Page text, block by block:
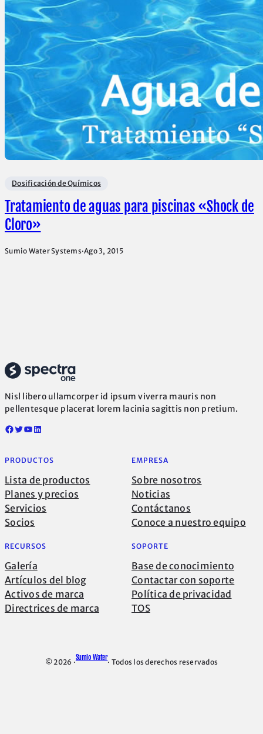
Dosificación de Químicos
Tratamiento de aguas para piscinas «Shock de
Cloro»
Sumio Water Systems·Ago 3, 2015
Nisl libero ullamcorper id ipsum viverra mauris non
pellentesque placerat lorem lacinia sagittis non pretium.
Facebook Twitter YouTube LinkedIn
PRODUCTOS
Lista de productos
Planes y precios
Servicios
Socios
EMPRESA
Sobre nosotros
Noticias
Contáctanos
Conoce a nuestro equipo
RECURSOS
Galería
Artículos del blog
Activos de marca
Directrices de marca
SOPORTE
Base de conocimiento
Contactar con soporte
Política de privacidad
TOS
© 2026 ·
Sumio Water
· Todos los derechos reservados